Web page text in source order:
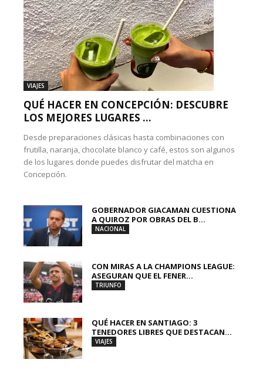
VIAJES
QUÉ HACER EN CONCEPCIÓN: DESCUBRE
LOS MEJORES LUGARES ...
Desde preparaciones clásicas hasta combinaciones con
frutilla, naranja, chocolate blanco y café, estos son algunos
de los lugares donde puedes disfrutar del matcha en
Concepción.
GOBERNADOR GIACAMAN CUESTIONA
A QUIROZ POR OBRAS DEL B...
NACIONAL
CON MIRAS A LA CHAMPIONS LEAGUE:
ASEGURAN QUE EL FENER...
TRIUNFO
QUÉ HACER EN SANTIAGO: 3
TENEDORES LIBRES QUE DESTACAN...
VIAJES